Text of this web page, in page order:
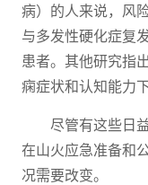
病）的人来说，风
与多发性硬化症复
患者。其他研究指
痫症状和认知能力
尽管有这些日
在山火应急准备和
况需要改变。